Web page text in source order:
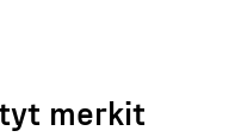
merkit